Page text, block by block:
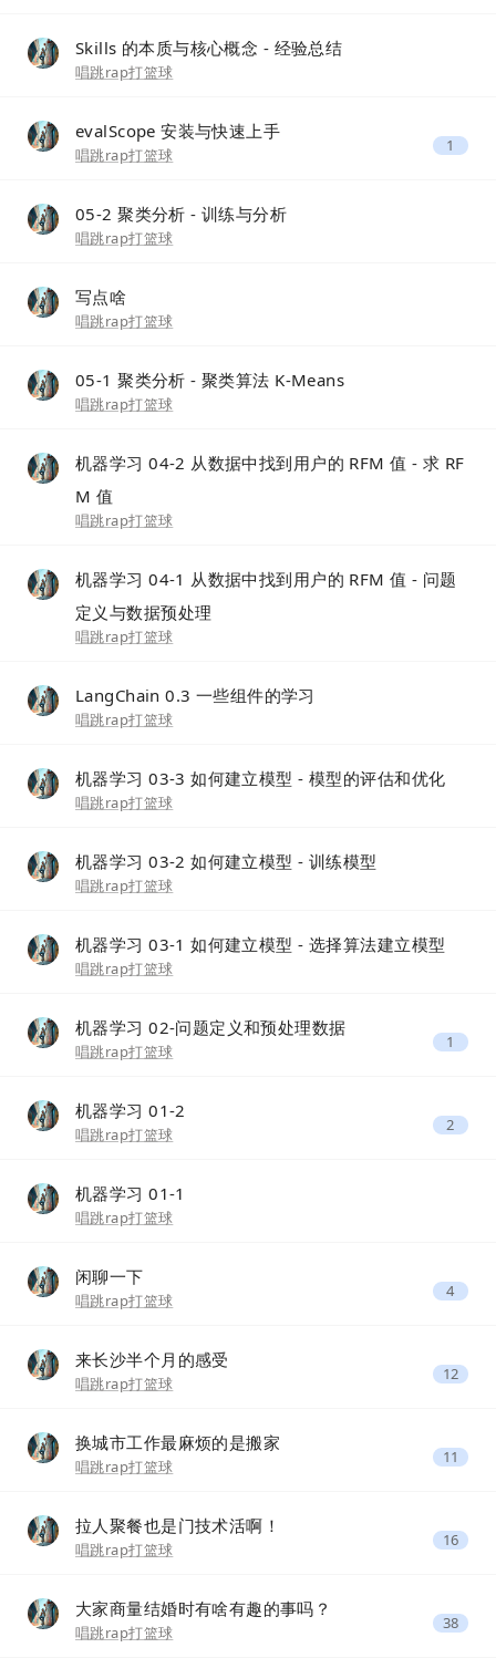
Skills 的本质与核心概念 - 经验总结
唱跳rap打篮球
evalScope 安装与快速上手
唱跳rap打篮球 1
05-2 聚类分析 - 训练与分析
唱跳rap打篮球
写点啥
唱跳rap打篮球
05-1 聚类分析 - 聚类算法 K-Means
唱跳rap打篮球
机器学习 04-2 从数据中找到用户的 RFM 值 - 求 RF
M 值
唱跳rap打篮球
机器学习 04-1 从数据中找到用户的 RFM 值 - 问题
定义与数据预处理
唱跳rap打篮球
LangChain 0.3 一些组件的学习
唱跳rap打篮球
机器学习 03-3 如何建立模型 - 模型的评估和优化
唱跳rap打篮球
机器学习 03-2 如何建立模型 - 训练模型
唱跳rap打篮球
机器学习 03-1 如何建立模型 - 选择算法建立模型
唱跳rap打篮球
机器学习 02-问题定义和预处理数据
唱跳rap打篮球 1
机器学习 01-2
唱跳rap打篮球 2
机器学习 01-1
唱跳rap打篮球
闲聊一下
唱跳rap打篮球 4
来长沙半个月的感受
唱跳rap打篮球 12
换城市工作最麻烦的是搬家
唱跳rap打篮球 11
拉人聚餐也是门技术活啊！
唱跳rap打篮球 16
大家商量结婚时有啥有趣的事吗？
唱跳rap打篮球 38